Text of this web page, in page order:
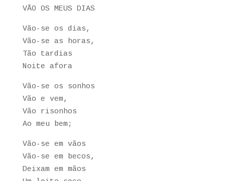
VÃO OS MEUS DIAS
Vão-se os dias,
Vão-se as horas,
Tão tardias
Noite afora
Vão-se os sonhos
Vão e vem,
Vão risonhos
Ao meu bem;
Vão-se em vãos
Vão-se em becos,
Deixam em mãos